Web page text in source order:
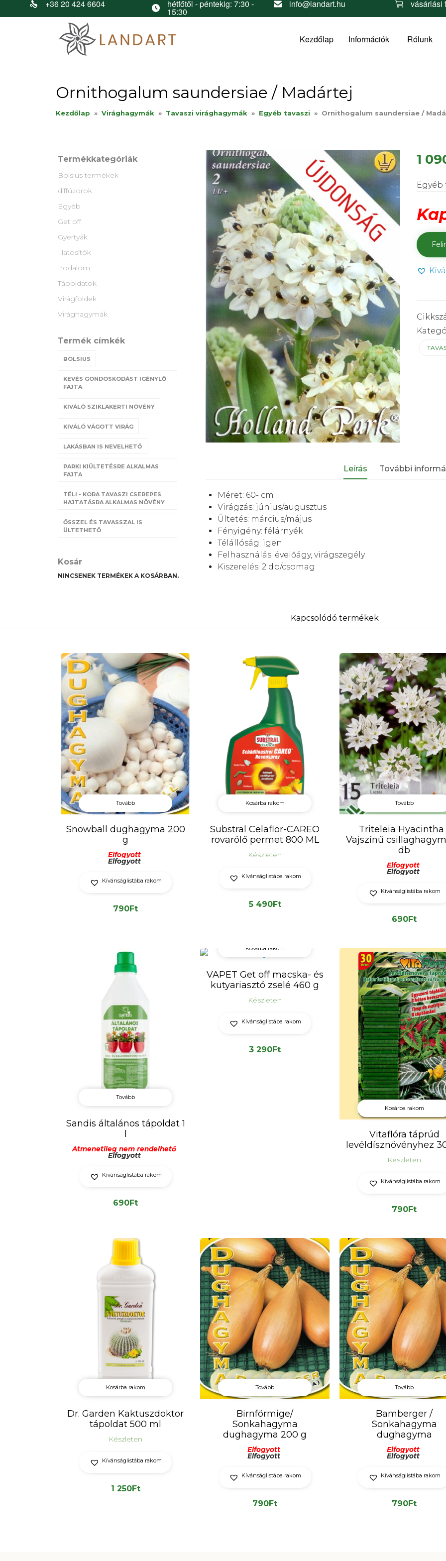
+36 20 424 6604 hétfőtől - péntekig: 7:30 -
15:30
info@landart.hu vásárlási
Kezdőlap Információk Rólunk
Ornithogalum saundersiae / Madártej
Kezdőlap » Virághagymák » Tavaszi virághagymák » Egyéb tavaszi » Ornithogalum saundersiae /
Termékkategóriák
Bolsius termékek
diffúzorok
Egyéb
Get off
Gyertyák
Illatosítók
Irodalom
Tápoldatok
Virágföldek
Virághagymák
Termék címkék
BOLSIUS
KEVÉS GONDOSKODÁST IGÉNYLŐ
FAJTA
KIVÁLÓ SZIKLAKERTI NÖVÉNY
KIVÁLÓ VÁGOTT VIRÁG
LAKÁSBAN IS NEVELHETŐ
PARKI KIÜLTETÉSRE ALKALMAS
FAJTA
TÉLI - KORA TAVASZI CSEREPES
HAJTATÁSRA ALKALMAS NÖVÉNY
ŐSSZEL ÉS TAVASSZAL IS
ÜLTETHETŐ
Kosár
NINCSENEK TERMÉKEK A KOSÁRBAN.
1
Egyéb
Leírás További
Méret: 60- cm
Virágzás: június/augusztus
Ültetés: március/május
Fényigény: félárnyék
Télállóság: igen
Felhasználás: évelőágy, virágszegély
Kiszerelés: 2 db/csomag
Kapcsolódó termékek
Tovább
Snowball dughagyma 200
g
Elfogyott
Elfogyott
Kívánságlistába rakom
790Ft
Kosárba rakom
Substral Celaflor-CAREO
rovarölő permet 800 ML
Készleten
Kívánságlistába rakom
5 490Ft
Tovább
Triteleia Hyacintha
Vajszínű
db
Elfogyott
Elfogyott
Kívánságlistába rakom
690Ft
Tovább
Sandis általános tápoldat 1
Átmenetileg nem rendelhető
Elfogyott
Kívánságlistába rakom
690Ft
Kosárba rakom
VAPET Get off macska- és
kutyariasztó zselé 460 g
Készleten
Kívánságlistába rakom
3 290Ft
Kosárba rakom
Vitaflóra táprúd
levéldísznövényhez
Készleten
Kívánságlistába rakom
790Ft
Kosárba rakom
Dr. Garden Kaktuszdoktor
tápoldat 500 ml
Készleten
Kívánságlistába rakom
1 250Ft
Tovább
Birnförmige/
Sonkahagyma
dughagyma 200 g
Elfogyott
Elfogyott
Kívánságlistába rakom
790Ft
Tovább
Bamberger /
Sonkahagyma
dughagyma
Elfogyott
Elfogyott
Kívánságlistába rakom
790Ft